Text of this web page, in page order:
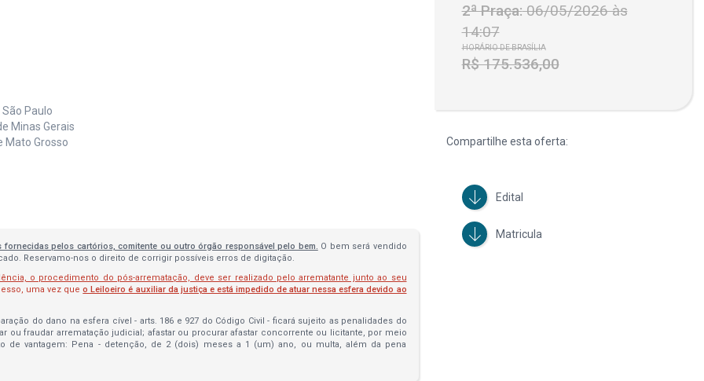
Paulo
Minas Gerais
Mato Grosso
pelos cartórios, comitente ou outro órgão responsável pelo bem. O bem será vendido
Reservamo-nos o direito de corrigir possíveis erros de digitação.
o procedimento do pós-arrematação, deve ser realizado pelo arrematante junto ao seu
uma vez queo Leiloeiro é auxiliar da justiça e está impedido de atuar nessa esfera devido ao
do dano na esfera cível - arts. 186 e 927 do Código Civil - ficará sujeito as penalidades do
ou fraudar arrematação judicial; afastar ou procurar afastar concorrente ou licitante, por meio
de vantagem: Pena - detenção, de 2 (dois) meses a 1 (um) ano, ou multa, além da pena
2ª Praça:06/05/2026 às
14:07
HORÁRIO DE BRASÍLIA
R$ 175.536,00
Compartilhe esta oferta:
Edital
Matricula